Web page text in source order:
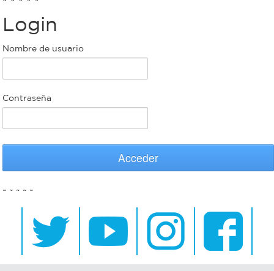
Bromatología
Rentas
Municipal
bondi
Recorrido
colectivos
Personal
municipal
Login
Nombre de usuario
Contraseña
Acceder
~ ~ ~ ~ ~